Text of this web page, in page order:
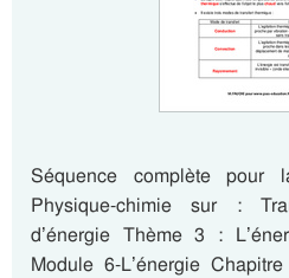
Séquence complète pour
Physique-chimie sur :
d’énergie Thème 3 :
Module 6-L’énergie